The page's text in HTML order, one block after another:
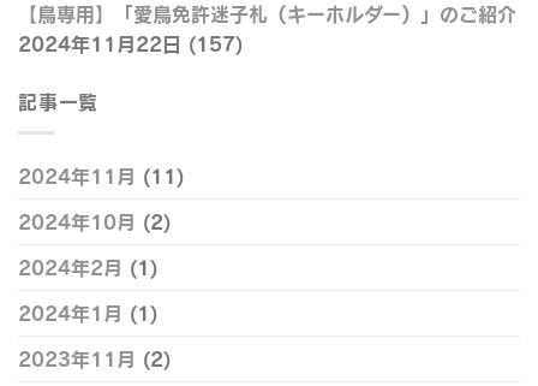
【鳥専用】「愛鳥免許迷子札（キーホルダー）」のご紹介
2024年11月22日 (157)
記事一覧
2024年11月 (11)
2024年10月 (2)
2024年2月 (1)
2024年1月 (1)
2023年11月 (2)